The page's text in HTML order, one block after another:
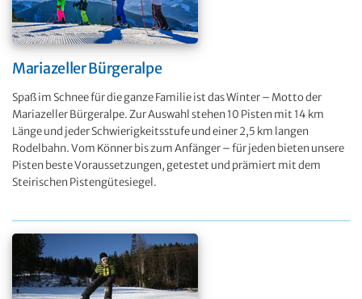
Mariazeller Bürgeralpe
Spaß im Schnee für die ganze Familie ist das Winter – Motto der
Mariazeller Bürgeralpe. Zur Auswahl stehen 10 Pisten mit 14 km
Länge und jeder Schwierigkeitsstufe und einer 2,5 km langen
Rodelbahn. Vom Könner bis zum Anfänger – für jeden bieten unsere
Pisten beste Voraussetzungen, getestet und prämiert mit dem
Steirischen Pistengütesiegel.